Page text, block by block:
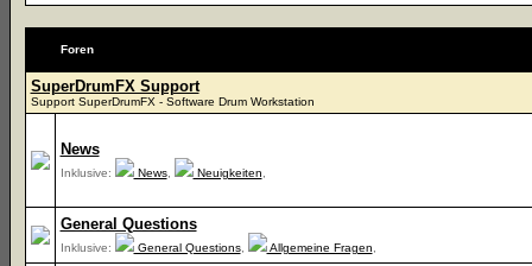
Foren
SuperDrumFX Support
Support SuperDrumFX - Software Drum Workstation
News
Inklusive: News, Neuigkeiten
General Questions
Inklusive: General Questions, Allgemeine Fragen